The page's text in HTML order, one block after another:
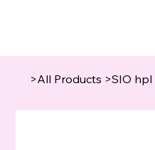
>All Products >SIO hpl